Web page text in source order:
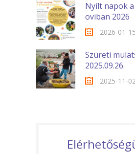
Nyílt napok
oviban 2026
2026-01-15
Szüreti
2025.09.26.
2025-11-